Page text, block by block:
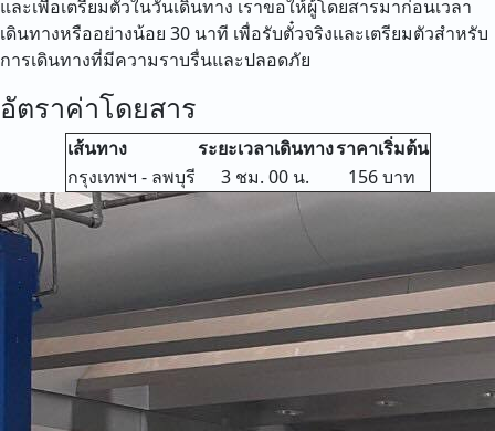
และเพื่อเตรียมตัวในวันเดินทาง เราขอให้ผู้โดยสารมาก่อนเวลา
เดินทางหรืออย่างน้อย 30 นาที เพื่อรับตั๋วจริงและเตรียมตัวสำหรับ
การเดินทางที่มีความราบรื่นและปลอดภัย
อัตราค่าโดยสาร
เส้นทาง ระยะเวลาเดินทางราคาเริ่มต้น
กรุงเทพฯ - ลพบุรี
3 ชม. 00 น. 156 บาท